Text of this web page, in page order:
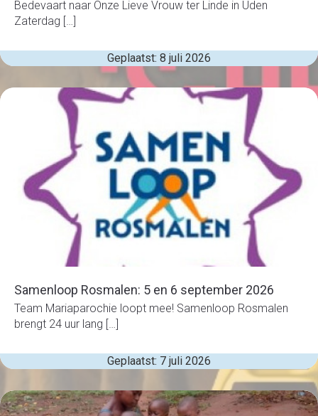
Bedevaart naar Onze Lieve Vrouw ter Linde in Uden
Zaterdag […]
Geplaatst: 8 juli 2026
Samenloop Rosmalen: 5 en 6 september 2026
Team Mariaparochie loopt mee! Samenloop Rosmalen
brengt 24 uur lang […]
Geplaatst: 7 juli 2026